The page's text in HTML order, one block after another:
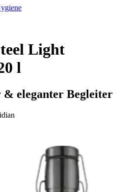
Light
l
eleganter Begleiter